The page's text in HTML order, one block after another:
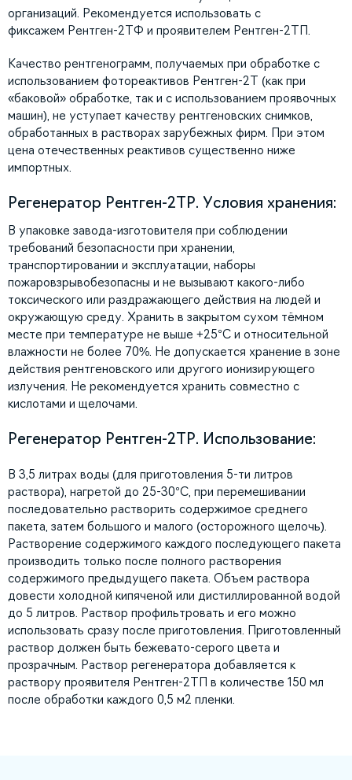
организаций. Рекомендуется использовать с
фиксажем Рентген-2ТФ и проявителем Рентген-2ТП.
Качество рентгенограмм, получаемых при обработке с
использованием фотореактивов Рентген-2Т (как при
«баковой» обработке, так и с использованием проявочных
машин), не уступает качеству рентгеновских снимков,
обработанных в растворах зарубежных фирм. При этом
цена отечественных реактивов существенно ниже
импортных.
Регенератор Рентген-2ТР. Условия хранения:
В упаковке завода-изготовителя при соблюдении
требований безопасности при хранении,
транспортировании и эксплуатации, наборы
пожаровзрывобезопасны и не вызывают какого-либо
токсического или раздражающего действия на людей и
окружающую среду. Хранить в закрытом сухом тёмном
месте при температуре не выше +25°С и относительной
влажности не более 70%. Не допускается хранение в зоне
действия рентгеновского или другого ионизирующего
излучения. Не рекомендуется хранить совместно с
кислотами и щелочами.
Регенератор Рентген-2ТР. Использование:
В 3,5 литрах воды (для приготовления 5-ти литров
раствора), нагретой до 25-30°С, при перемешивании
последовательно растворить содержимое среднего
пакета, затем большого и малого (осторожного щелочь).
Растворение содержимого каждого последующего пакета
производить только после полного растворения
содержимого предыдущего пакета. Объем раствора
довести холодной кипяченой или дистиллированной водой
до 5 литров. Раствор профильтровать и его можно
использовать сразу после приготовления. Приготовленный
раствор должен быть бежевато-серого цвета и
прозрачным. Раствор регенератора добавляется к
раствору проявителя Рентген-2ТП в количестве 150 мл
после обработки каждого 0,5 м2 пленки.